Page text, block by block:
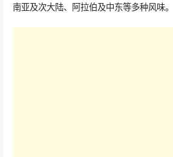
南亚及次大陆、阿拉伯及中东等多种风味。